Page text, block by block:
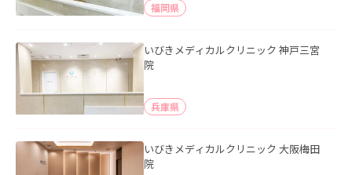
福岡県
いびきメディカルクリニック 神戸三宮
院
兵庫県
いびきメディカルクリニック 大阪梅田
院